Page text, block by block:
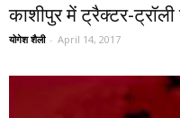
काशीपुर में ट्रैक्टर-
योगेश शैली - April 14, 2017